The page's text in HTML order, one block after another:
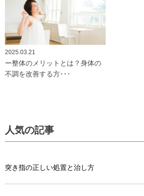
2025.03.21
ー整体のメリットとは？身体の
不調を改善する方･･･
人気の記事
突き指の正しい処置と治し方